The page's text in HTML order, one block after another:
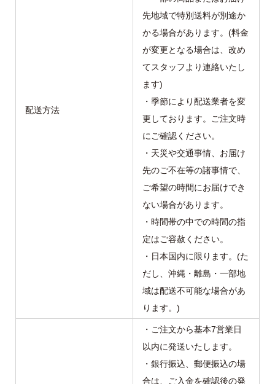
配送方法
先地域で特別送料が別途か
かる場合があります。(料金
が変更となる場合は、改め
てスタッフより連絡いたし
ます)
・季節により配送業者を変
更しております。ご注文時
にご確認ください。
・天災や交通事情、お届け
先のご不在等の諸事情で、
ご希望の時間にお届けでき
ない場合があります。
・時間帯の中での時間の指
定はご容赦ください。
・日本国内に限ります。(た
だし、沖縄・離島・一部地
域は配送不可能な場合があ
ります。)
・ご注文から基本7営業日
以内に発送いたします。
・銀行振込、郵便振込の場
合は、ご入金を確認後の発